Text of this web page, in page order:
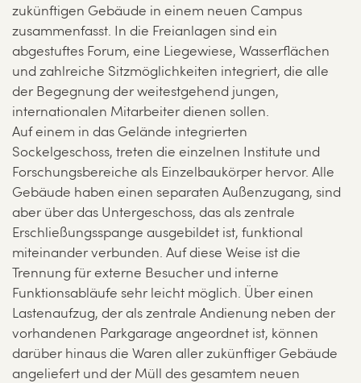
zukünftigen Gebäude in einem neuen Campus
zusammenfasst. In die Freianlagen sind ein
abgestuftes Forum, eine Liegewiese, Wasserflächen
und zahlreiche Sitzmöglichkeiten integriert, die alle
der Begegnung der weitestgehend jungen,
internationalen Mitarbeiter dienen sollen.
Auf einem in das Gelände integrierten
Sockelgeschoss, treten die einzelnen Institute und
Forschungsbereiche als Einzelbaukörper hervor. Alle
Gebäude haben einen separaten Außenzugang, sind
aber über das Untergeschoss, das als zentrale
Erschließungsspange ausgebildet ist, funktional
miteinander verbunden. Auf diese Weise ist die
Trennung für externe Besucher und interne
Funktionsabläufe sehr leicht möglich. Über einen
Lastenaufzug, der als zentrale Andienung neben der
vorhandenen Parkgarage angeordnet ist, können
darüber hinaus die Waren aller zukünftiger Gebäude
angeliefert und der Müll des gesamtem neuen